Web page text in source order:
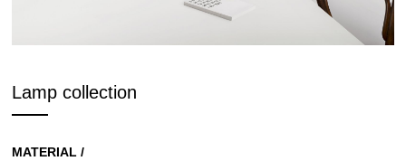
Lamp collection
MATERIAL /